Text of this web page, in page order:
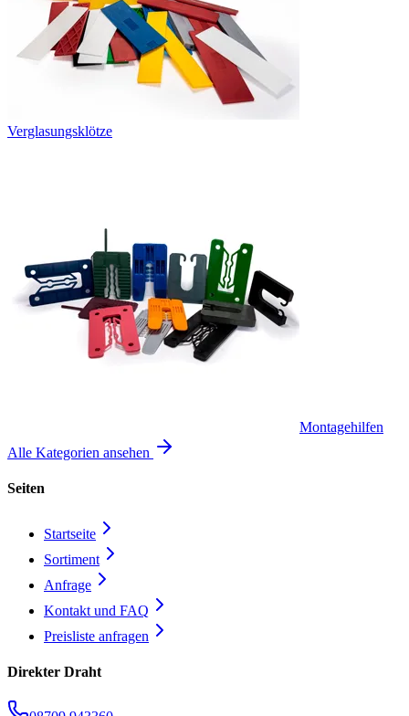
Verglasungsklötze
Montagehilfen
Alle Kategorien ansehen
Seiten
Startseite
Sortiment
Anfrage
Kontakt und FAQ
Preisliste anfragen
Direkter Draht